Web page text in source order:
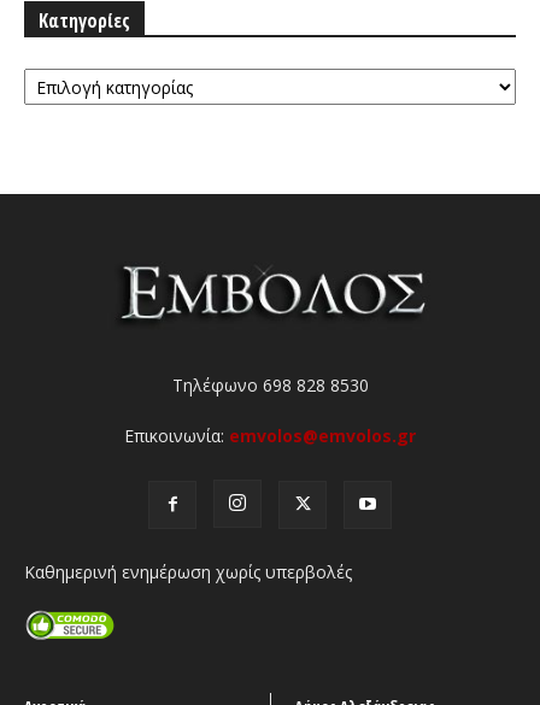
Κατηγορίες
Κατηγορίες
Τηλέφωνο 698 828 8530
Επικοινωνία: emvolos@emvolos.gr
Καθημερινή ενημέρωση χωρίς υπερβολές